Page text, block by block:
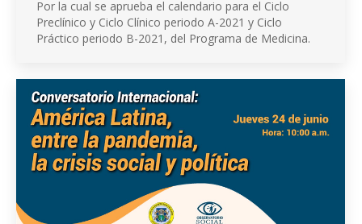
Por la cual se aprueba el calendario para el Ciclo
Preclínico y Ciclo Clínico periodo A-2021 y Ciclo
Práctico periodo B-2021, del Programa de Medicina.